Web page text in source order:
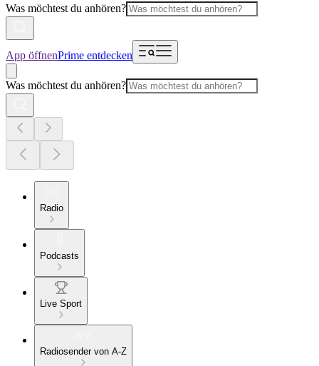
Was möchtest du anhören?
App öffnenPrime entdecken
Was möchtest du anhören?
Radio
Podcasts
Live Sport
Radiosender von A-Z